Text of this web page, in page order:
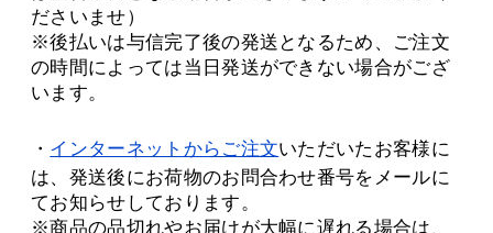
ださいませ）
※後払いは与信完了後の発送となるため、ご注文
の時間によっては当日発送ができない場合がござ
います。
・ インターネットからご注文いただいたお客様に
は、発送後にお荷物のお問合わせ番号をメールに
てお知らせしております。
※商品の品切れやお届けが大幅に遅れる場合は、